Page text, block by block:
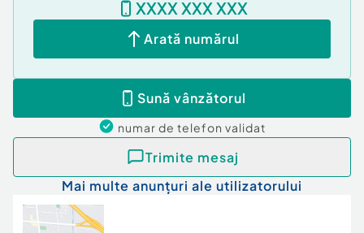
Nr. locuri parcare:1
XXXX XXX XXX
Arată numărul
Sună vânzătorul
numar de telefon validat
Trimite mesaj
Mai multe anunțuri ale utilizatorului